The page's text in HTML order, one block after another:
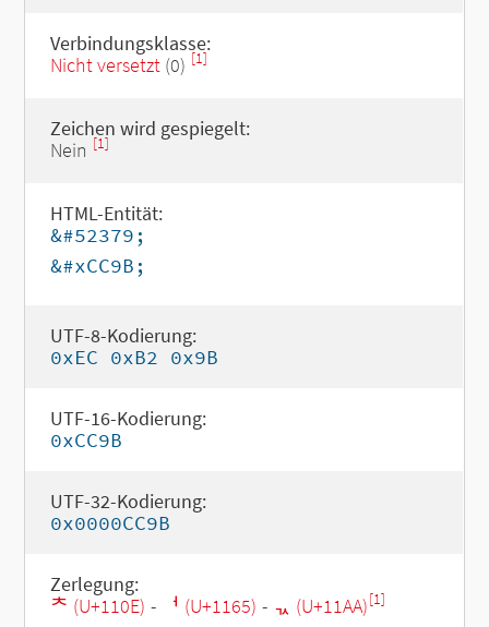
Verbindungsklasse:
Nicht versetzt(0) [1]
Zeichen wird gespiegelt:
Nein [1]
HTML-Entität:
&#52379;
&#xCC9B;
UTF-8-Kodierung:
0xEC 0xB2 0x9B
UTF-16-Kodierung:
0xCC9B
UTF-32-Kodierung:
0x0000CC9B
Zerlegung:
ᄎ (U+110E) - ᅥ (U+1165) - ᆪ (U+11AA)[1]